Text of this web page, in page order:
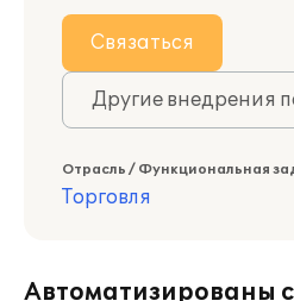
Связаться
Другие внедрения
Отрасль / Функциональная
Торговля
Автоматизированы